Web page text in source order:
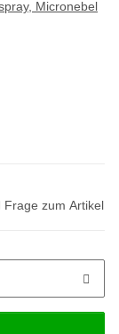
Micronebel
Frage zum Artikel